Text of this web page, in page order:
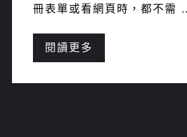
冊表單或看網頁時，都不需
閱讀更多